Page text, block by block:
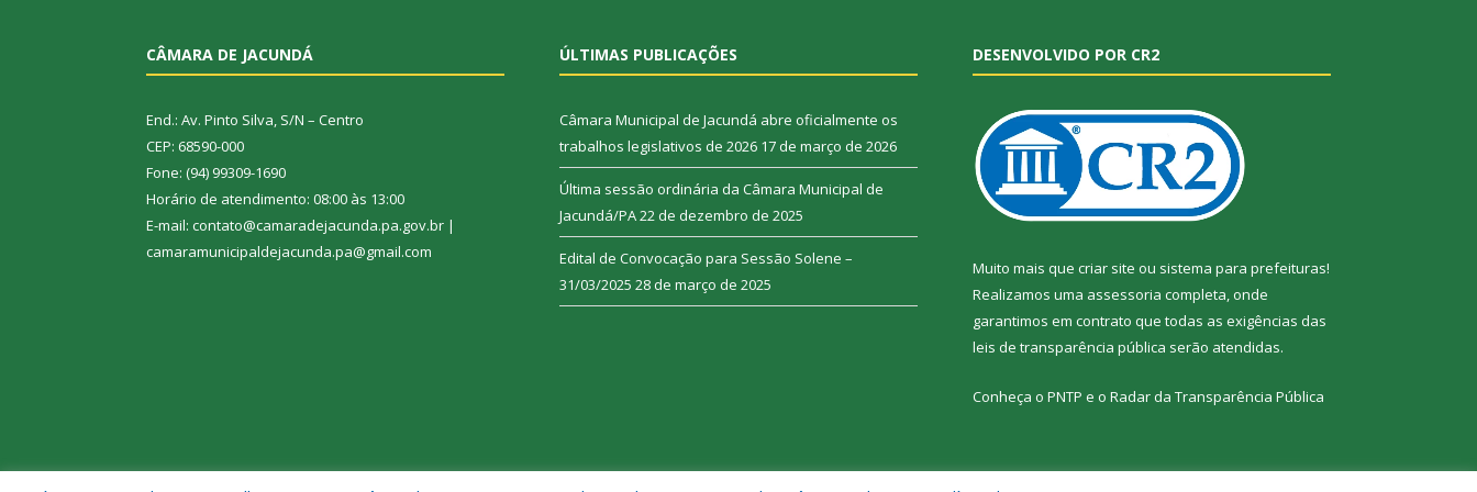
CÂMARA DE JACUNDÁ
End.: Av. Pinto Silva, S/N – Centro
CEP: 68590-000
Fone: (94) 99309-1690
Horário de atendimento: 08:00 às 13:00
E-mail: contato@camaradejacunda.pa.gov.br |
camaramunicipaldejacunda.pa@gmail.com
ÚLTIMAS PUBLICAÇÕES
Câmara Municipal de Jacundá abre oficialmente os
trabalhos legislativos de 2026 17 de março de 2026
Última sessão ordinária da Câmara Municipal de
Jacundá/PA22 de dezembro de 2025
Edital de Convocação para Sessão Solene –
31/03/2025 28 de março de 2025
DESENVOLVIDO POR CR2
Muito mais que criar site ou sistema para prefeituras!
Realizamos uma assessoria completa, onde
garantimos em contrato que todas as exigências das
leis de transparência pública serão atendidas.
Conheça o PNTP e o Radar da Transparência Pública